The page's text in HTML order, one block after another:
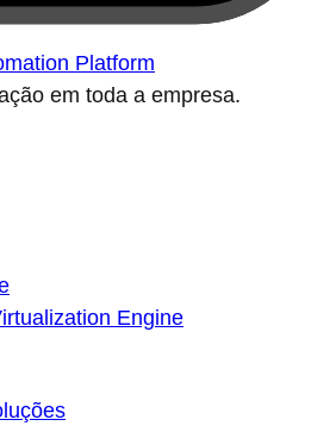
Platform
em toda a empresa.
Engine